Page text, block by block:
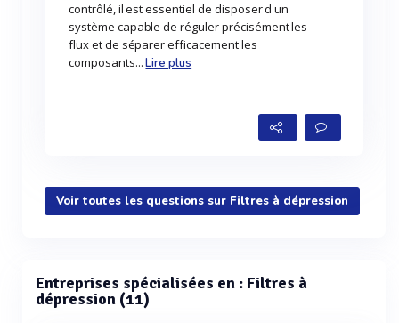
contrôlé, il est essentiel de disposer d'un
système capable de réguler précisément les
flux et de séparer efficacement les
composants...Lire plus
Voir toutes les questions sur Filtres à dépression
Entreprises spécialisées en : Filtres à
dépression (11)